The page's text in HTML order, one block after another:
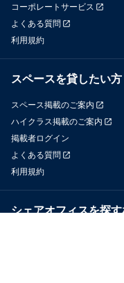
コーポレートサービス
よくある質問
利用規約
スペースを貸したい方
スペース掲載のご案内
ハイクラス掲載のご案内
掲載者ログイン
よくある質問
利用規約
シェアオフィスを探